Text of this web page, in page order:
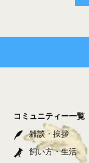
コミュニティー一覧
雑談・挨拶
飼い方・生活